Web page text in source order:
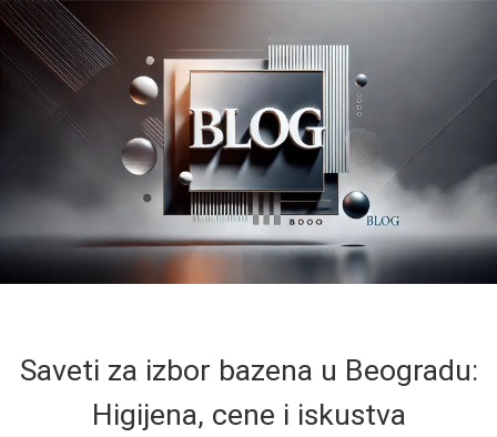
Saveti za izbor bazena u Beogradu:
Higijena, cene i iskustva